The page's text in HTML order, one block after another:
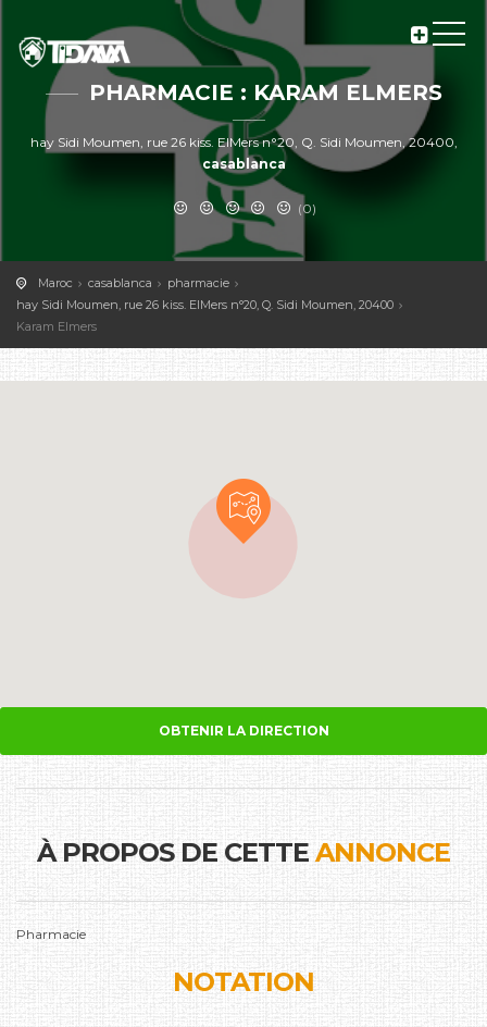
PHARMACIE : KARAM ELMERS
hay Sidi Moumen, rue 26 kiss. ElMers n°20, Q. Sidi Moumen, 20400,
casablanca
(0)
Maroc casablanca
pharmacie
hay Sidi Moumen, rue 26 kiss. ElMers n°20, Q. Sidi Moumen, 20400
Karam Elmers
OBTENIR LA DIRECTION
À PROPOS DE CETTEANNONCE
Pharmacie
NOTATION